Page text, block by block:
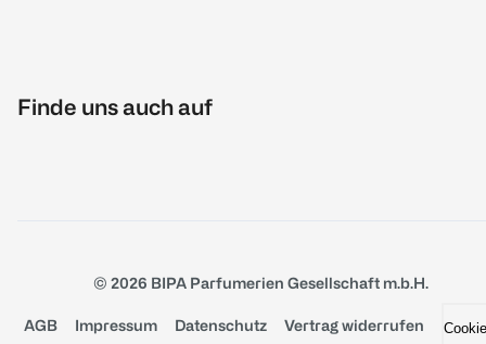
Finde uns auch auf
© 2026 BIPA Parfumerien Gesellschaft m.b.H.
AGB Impressum Datenschutz Vertrag widerrufen